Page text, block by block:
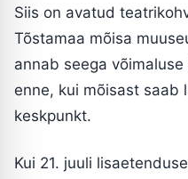
Siis on avatud
Tõstamaa mõisa
annab seega
enne, kui mõisast saab
keskpunkt.
Kui 21. juuli